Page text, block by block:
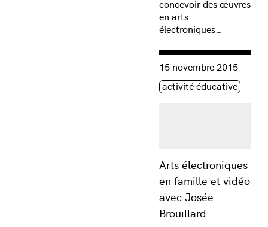
concevoir des œuvres
en arts
électroniques…
Arts électroniques
en famille et vidéo
avec Josée
Brouillard
Consulter « Arts
15 novembre 2015
Étiquette(s)
activité éducative